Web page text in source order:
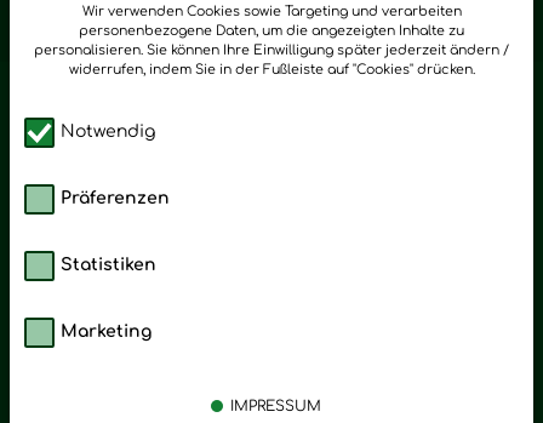
Wir verwenden Cookies sowie Targeting und verarbeiten
personenbezogene Daten, um die angezeigten Inhalte zu
personalisieren. Sie können Ihre Einwilligung später jederzeit ändern /
widerrufen, indem Sie in der Fußleiste auf "Cookies" drücken.
Notwendig
Präferenzen
Statistiken
Marketing
IMPRESSUM
zum Newsletter anmelden
Stress